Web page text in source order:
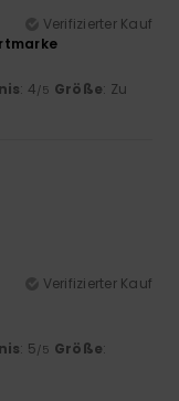
Verifizierter Kauf
: 4/5 Größe: Zu
Verifizierter Kauf
: 5/5 Größe: